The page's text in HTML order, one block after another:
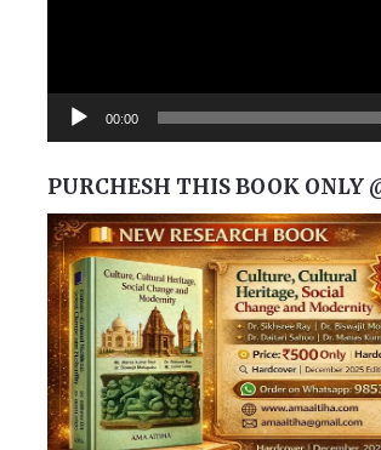
00:00
PURCHESH THIS BOOK ONLY